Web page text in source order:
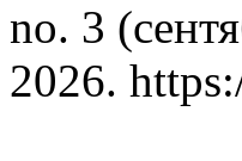
no. 3
2026.